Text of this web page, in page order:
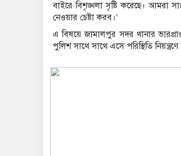
বাইরে বিশৃঙ্খলা সৃষ্টি করেছে। আমরা
নেওয়ার চেষ্টা করব।’
এ বিষয়ে জামালপুর সদর থানার
পুলিশ সাথে সাথে এসে পরিস্থিতি